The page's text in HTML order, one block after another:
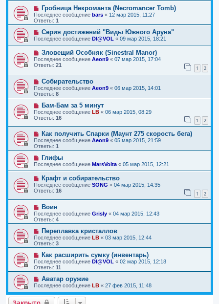
Гробница Некроманта (Necromancer Tomb)
Последнее сообщение bars « 12 мар 2015, 11:27
Ответы: 1
Серия достижений "Виды Южного Аруна"
Последнее сообщение DI@VOL « 09 мар 2015, 18:21
Зловещий Особняк (Sinestral Manor)
Последнее сообщение Aeon9 « 07 мар 2015, 17:04
Ответы: 21 1 2
Собирательство
Последнее сообщение Aeon9 « 06 мар 2015, 14:01
Ответы: 8
Бам-Бам за 5 минут
Последнее сообщение LB « 06 мар 2015, 08:29
Ответы: 16 1 2
Как получить Спарки (Маунт 275 скорость бега)
Последнее сообщение Aeon9 « 05 мар 2015, 21:59
Ответы: 1
Глифы
Последнее сообщение MarsVolta « 05 мар 2015, 12:21
Крафт и собирательство
Последнее сообщение SONG « 04 мар 2015, 14:35
Ответы: 16 1 2
Воин
Последнее сообщение Grisly « 04 мар 2015, 12:43
Ответы: 4
Переплавка кристаллов
Последнее сообщение LB « 03 мар 2015, 12:44
Ответы: 3
Как расширить сумку (инвентарь)
Последнее сообщение DI@VOL « 02 мар 2015, 12:18
Ответы: 11
Аватар оружие
Последнее сообщение LB « 27 фев 2015, 11:48